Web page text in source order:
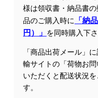
様は領収書・納品書
品のご購入時に
「納
円）」 を同時購入下さ
「商品出荷メール」
輸サイトの「荷物お
いただくと配送状況
す。